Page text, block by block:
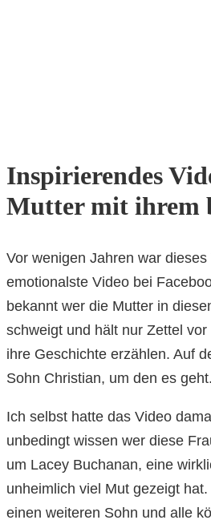
Inspirierendes
Mutter mit ihrem
Vor wenigen Jahren war dieses
emotionalste Video bei
bekannt wer die Mutter in
schweigt und hält nur Zettel
ihre Geschichte erzählen. Auf
Sohn Christian, um den es geht.
Ich selbst hatte das Video
unbedingt wissen wer diese
um Lacey Buchanan, eine
unheimlich viel Mut gezeigt
einen weiteren Sohn und alle